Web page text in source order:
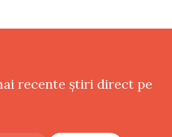
recente știri direct pe